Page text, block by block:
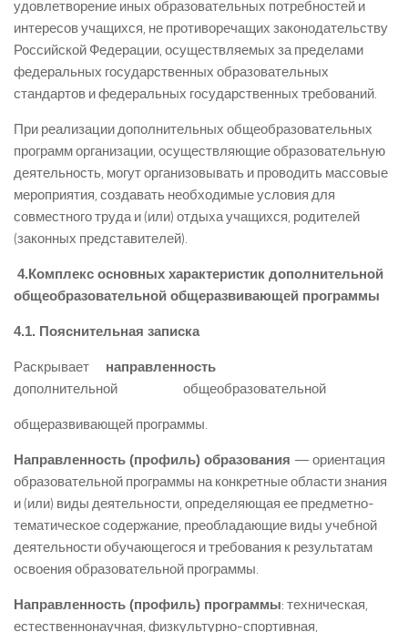
удовлетворение иных образовательных потребностей и
интересов учащихся, не противоречащих законодательству
Российской Федерации, осуществляемых за пределами
федеральных государственных образовательных
стандартов и федеральных государственных требований.
При реализации дополнительных общеобразовательных
программ организации, осуществляющие образовательную
деятельность, могут организовывать и проводить массовые
мероприятия, создавать необходимые условия для
совместного труда и (или) отдыха учащихся, родителей
(законных представителей).
4.Комплекс основных характеристик дополнительной
общеобразовательной общеразвивающей программы
4.1. Пояснительная записка
Раскрывает направленность
дополнительной общеобразовательной
общеразвивающей программы.
Направленность (профиль) образования — ориентация
образовательной программы на конкретные области знания
и (или) виды деятельности, определяющая ее предметно-
тематическое содержание, преобладающие виды учебной
деятельности обучающегося и требования к результатам
освоения образовательной программы.
Направленность (профиль) программы: техническая,
естественнонаучная, физкультурно-спортивная,